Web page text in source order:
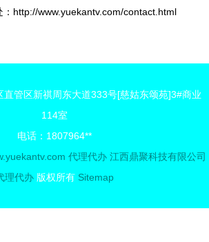
：http://www.yuekantv.com/contact.html
直管区新祺周东大道333号[慈姑东颂苑]3#商业
114室
电话：1807964**
代理代办 江西鼎聚科技有限公司
理代办 版权所有 Sitemap